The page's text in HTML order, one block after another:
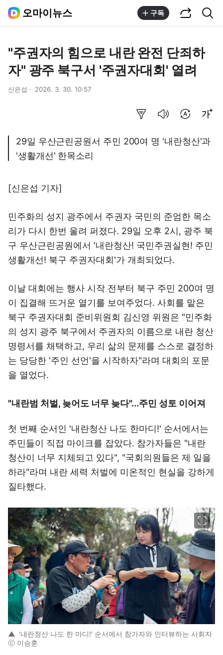
오마이뉴스 구독
"주권자의 힘으로 내란 완전 단죄하
자" 광주 북구서 '주권자대회' 열려
신은섭 2026. 3. 30. 10:57
29일 우산근린공원서 주민 200여 명 '내란청산'과
'생활개선' 한목소리
[신은섭 기자]
민주화의 성지 광주에서 주권자 국민의 준엄한 목소
리가 다시 한번 울려 퍼졌다. 29일 오후 2시, 광주 북
구 우산근린공원에서 '내란청산! 국민주권실현! 주민
생활개선! 북구 주권자대회'가 개최되었다.
이날 대회에는 행사 시작 전부터 북구 주민 200여 명
이 집결해 뜨거운 열기를 보여주었다. 사회를 맡은
북구 주권자대회 준비위원회 김신영 위원은 "민주화
의 성지 광주 북구에서 주권자의 이름으로 내란 청산
명령서를 채택하고, 우리 삶의 문제를 스스로 결정하
는 당당한 '주인 선언'을 시작하자"라며 대회의 포문
을 열었다.
"내란범 처벌, 늦어도 너무 늦다"...주민 성토 이어져
첫 번째 순서인 '내란청산 나도 한마디!' 순서에서는
주민들이 직접 마이크를 잡았다. 참가자들은 "내란
청산이 너무 지체되고 있다", "국회의원들은 제 일을
하라"라며 내란 세력 처벌에 미온적인 현실을 강하게
질타했다.
▲ '내란청산 나도 한 마디!' 순서에서 참가자와 인터뷰하는 사회자
ⓒ 이승훈